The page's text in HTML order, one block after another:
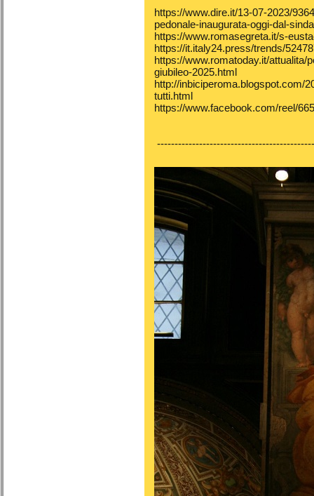
https://www.dire.it/13-07-2023/
pedonale-inaugurata-oggi-dal-
https://www.romasegreta.it/s-
https://it.italy24.press/trends/
https://www.romatoday.it/attualita/
giubileo-2025.html
http://inbiciperoma.blogspot.com/
tutti.html
https://www.facebook.com/reel/